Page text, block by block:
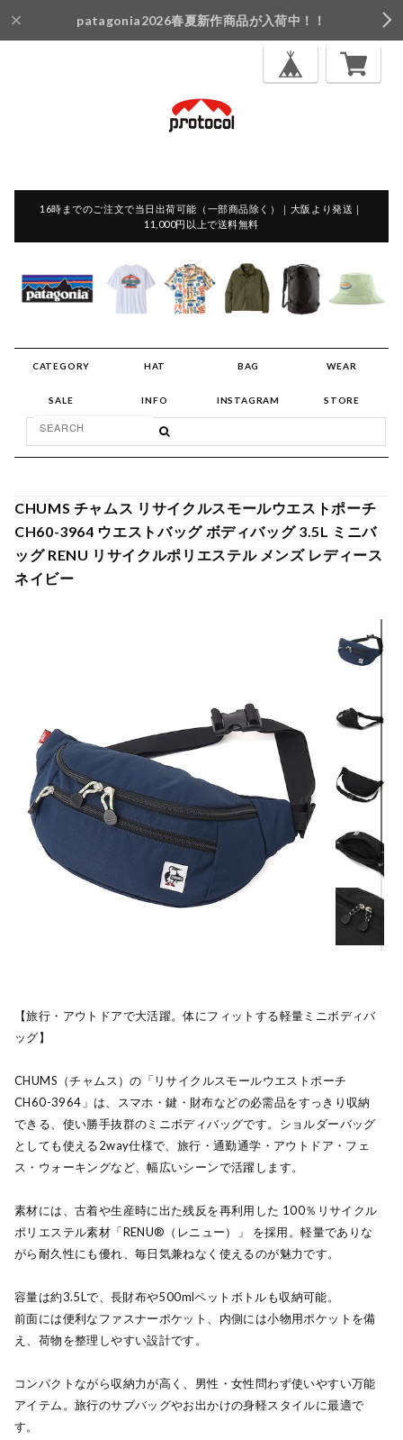
patagonia2026春夏新作商品が入荷中！！
16時までのご注文で当日出荷可能（一部商品除く）｜大阪より発送｜
11,000円以上で送料無料
CATEGORY HAT BAG WEAR
SALE INFO INSTAGRAM STORE
CHUMS チャムス リサイクルスモールウエストポーチ
CH60-3964 ウエストバッグ ボディバッグ 3.5L ミニバ
ッグ RENU リサイクルポリエステル メンズ レディース
ネイビー
【旅行・アウトドアで大活躍。体にフィットする軽量ミニボディバ
ッグ】
CHUMS（チャムス）の「リサイクルスモールウエストポーチ
CH60-3964」は、スマホ・鍵・財布などの必需品をすっきり収納
できる、使い勝手抜群のミニボディバッグです。ショルダーバッグ
としても使える2way仕様で、旅行・通勤通学・アウトドア・フェ
ス・ウォーキングなど、幅広いシーンで活躍します。
素材には、古着や生産時に出た残反を再利用した 100％リサイクル
ポリエステル素材「RENU®（レニュー）」 を採用。軽量でありな
がら耐久性にも優れ、毎日気兼ねなく使えるのが魅力です。
容量は約3.5Lで、長財布や500mlペットボトルも収納可能。
前面には便利なファスナーポケット、内側には小物用ポケットを備
え、荷物を整理しやすい設計です。
コンパクトながら収納力が高く、男性・女性問わず使いやすい万能
アイテム。旅行のサブバッグやお出かけの身軽スタイルに最適で
す。